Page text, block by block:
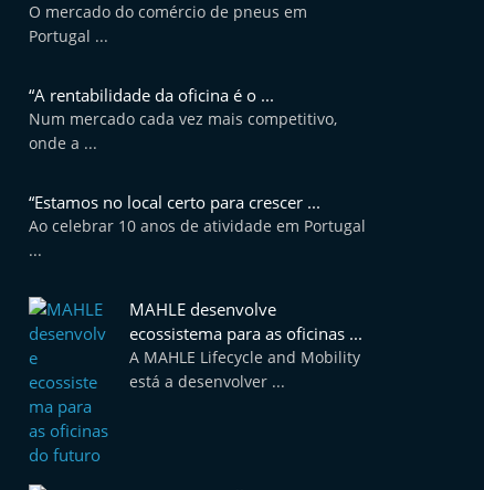
O mercado do comércio de pneus em
Portugal ...
“A rentabilidade da oficina é o ...
Num mercado cada vez mais competitivo,
onde a ...
“Estamos no local certo para crescer ...
Ao celebrar 10 anos de atividade em Portugal
...
MAHLE desenvolve
ecossistema para as oficinas ...
A MAHLE Lifecycle and Mobility
está a desenvolver ...